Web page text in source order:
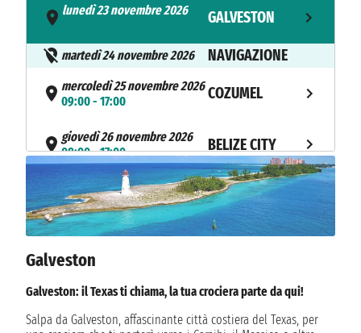
lunedì 23 novembre 2026
GALVESTON
martedì 24 novembre 2026 NAVIGAZIONE
mercoledì 25 novembre 2026
09:00 - 17:00
COZUMEL
giovedì 26 novembre 2026
08:00 - 17:00
BELIZE CITY
venerdì 27 novembre 2026
08:00 - 17:00
ROATAN
sabato 28 novembre 2026 NAVIGAZIONE
domenica 29 novembre 2026
lunedì 30 novembre 2026
GEORGE TOWN
Galveston
Galveston: il Texas ti chiama, la tua crociera parte da qui!
Salpa da Galveston, affascinante città costiera del Texas, per